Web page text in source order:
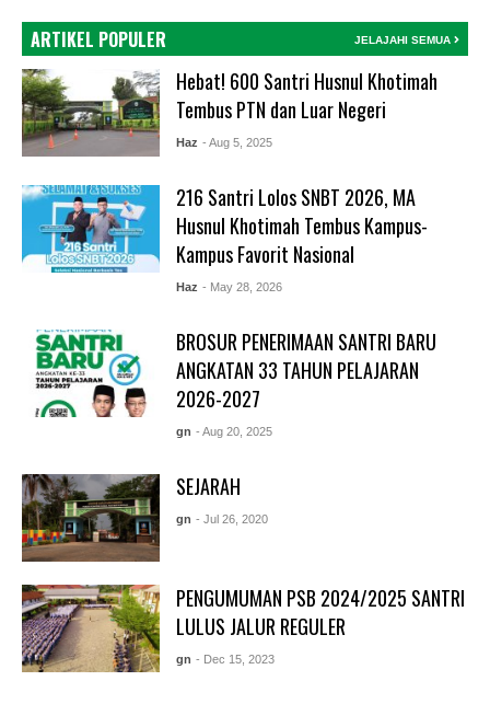
ARTIKEL POPULER JELAJAHI SEMUA
Hebat! 600 Santri Husnul Khotimah
Tembus PTN dan Luar Negeri
Haz - Aug 5, 2025
216 Santri Lolos SNBT 2026, MA
Husnul Khotimah Tembus Kampus-
Kampus Favorit Nasional
Haz - May 28, 2026
BROSUR PENERIMAAN SANTRI BARU
ANGKATAN 33 TAHUN PELAJARAN
2026-2027
gn - Aug 20, 2025
SEJARAH
gn - Jul 26, 2020
PENGUMUMAN PSB 2024/2025 SANTRI
LULUS JALUR REGULER
gn - Dec 15, 2023